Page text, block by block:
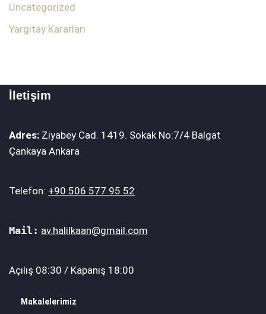
Uncategorized
Yargıtay Kararları
İletişim
Adres: Ziyabey Cad. 1419. Sokak No:7/4 Balgat
Çankaya Ankara
Telefon: +90 506 577 95 52
Mail: av.halilkaan@gmail.com
Açılış 08:30 / Kapanış 18:00
Makalelerimiz